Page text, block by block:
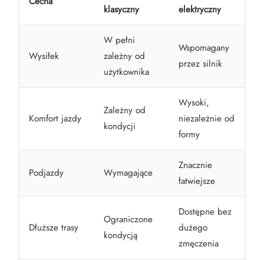
klasyczny elektryczny
Wysiłek
W pełni
zależny od
użytkownika
Wspomagany
przez silnik
Komfort jazdy
Zależny od
kondycji
Wysoki,
niezależnie od
formy
Podjazdy Wymagające
Znacznie
łatwiejsze
Dłuższe trasy
Ograniczone
kondycją
Dostępne bez
dużego
zmęczenia